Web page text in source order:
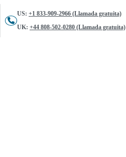
US: +1 833-909-2966 (Llamada gratuita)
UK: +44 808-502-0280 (Llamada gratuita)